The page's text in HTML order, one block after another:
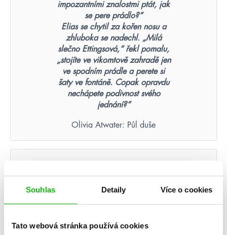
Souhlas Detaily Více o cookies
Tato webová stránka používá cookies
impozantními znalostmi ptát, jak
se pere prádlo?“
Elias se chytil za kořen nosu a
zhluboka se nadechl. „Milá
slečno Ettingsová,“ řekl pomalu,
„stojíte ve vikomtově zahradě jen
ve spodním prádle a perete si
šaty ve fontáně. Copak opravdu
nechápete podivnost svého
jednání?“
Olivia Atwater: Půl duše
člověka, který byl vaší poslední
nadějí.